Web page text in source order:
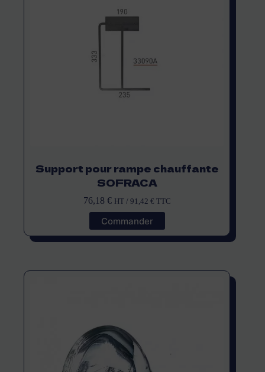
Support pour rampe chauffante
SOFRACA
76,18 € HT / 91,42 € TTC
Commander